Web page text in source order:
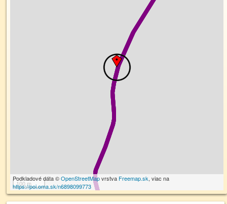
100 m
Podkladové dáta ©OpenStreetMapvrstva Freemap.sk, viac na
https://poi.oma.sk/n6898099773